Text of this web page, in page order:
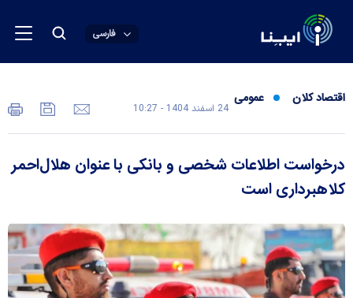
فارسی
اقتصاد کلان عمومی
24 اسفند 1404 - 10:27
درخواست اطلاعات شخصی و بانکی با عنوان هلال‌احمر
کلاهبرداری است